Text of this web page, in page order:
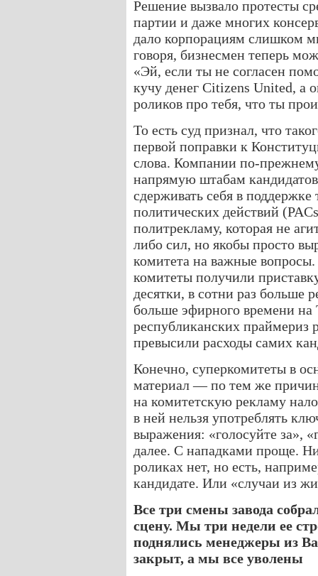
Решение вызвало протесты
партии и даже многих
дало корпорациям слишком
говоря, бизнесмен теперь
«Эй, если ты не согласен
кучу денег Citizens United, а
роликов про тебя, что ты
То есть суд признал, что
первой поправки к
слова. Компании по-
напрямую штабам
сдерживать себя в
политических действий
политрекламу, которая не
либо сил, но якобы просто
комитета на важные
комитеты получили
десятки, в сотни раз больше
больше эфирного времени
республиканских праймериз
превысили расходы самих
Конечно, суперкомитеты в
материал — по тем же
на комитетскую рекламу
в ней нельзя употреблять
выражения: «голосуйте за»,
далее. С нападками проще.
роликах нет, но есть,
кандидате. Или «случаи из
Все три смены завода
сцену. Мы три недели ее
поднялись менеджеры из
закрыт, а мы все уволены